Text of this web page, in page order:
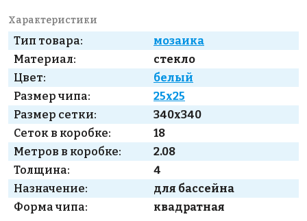
Характеристики
Тип товара:
мозаика
Материал:
стекло
Цвет:
белый
Размер чипа:
25x25
Размер сетки:
340x340
Сеток в коробке:
18
Метров в коробке:
2.08
Толщина:
4
Назначение:
для бассейна
Форма чипа:
квадратная